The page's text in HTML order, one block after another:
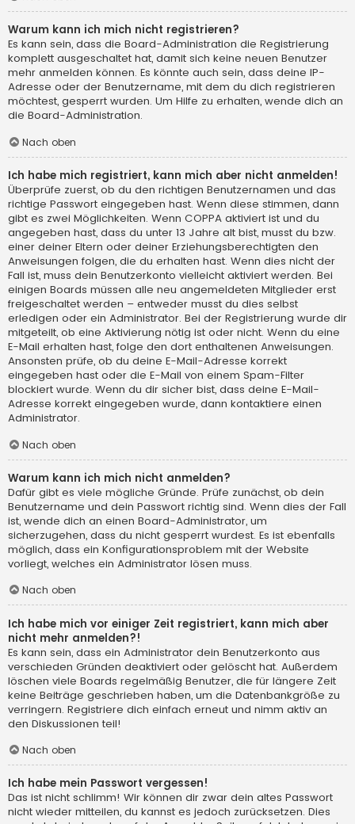
Warum kann ich mich nicht registrieren?
Es kann sein, dass die Board-Administration die Registrierung
komplett ausgeschaltet hat, damit sich keine neuen Benutzer
mehr anmelden können. Es könnte auch sein, dass deine IP-
Adresse oder der Benutzername, mit dem du dich registrieren
möchtest, gesperrt wurden. Um Hilfe zu erhalten, wende dich an
die Board-Administration.
Nach oben
Ich habe mich registriert, kann mich aber nicht anmelden!
Überprüfe zuerst, ob du den richtigen Benutzernamen und das
richtige Passwort eingegeben hast. Wenn diese stimmen, dann
gibt es zwei Möglichkeiten. Wenn COPPA aktiviert ist und du
angegeben hast, dass du unter 13 Jahre alt bist, musst du bzw.
einer deiner Eltern oder deiner Erziehungsberechtigten den
Anweisungen folgen, die du erhalten hast. Wenn dies nicht der
Fall ist, muss dein Benutzerkonto vielleicht aktiviert werden. Bei
einigen Boards müssen alle neu angemeldeten Mitglieder erst
freigeschaltet werden – entweder musst du dies selbst
erledigen oder ein Administrator. Bei der Registrierung wurde dir
mitgeteilt, ob eine Aktivierung nötig ist oder nicht. Wenn du eine
E-Mail erhalten hast, folge den dort enthaltenen Anweisungen.
Ansonsten prüfe, ob du deine E-Mail-Adresse korrekt
eingegeben hast oder die E-Mail von einem Spam-Filter
blockiert wurde. Wenn du dir sicher bist, dass deine E-Mail-
Adresse korrekt eingegeben wurde, dann kontaktiere einen
Administrator.
Nach oben
Warum kann ich mich nicht anmelden?
Dafür gibt es viele mögliche Gründe. Prüfe zunächst, ob dein
Benutzername und dein Passwort richtig sind. Wenn dies der Fall
ist, wende dich an einen Board-Administrator, um
sicherzugehen, dass du nicht gesperrt wurdest. Es ist ebenfalls
möglich, dass ein Konfigurationsproblem mit der Website
vorliegt, welches ein Administrator lösen muss.
Nach oben
Ich habe mich vor einiger Zeit registriert, kann mich aber
nicht mehr anmelden?!
Es kann sein, dass ein Administrator dein Benutzerkonto aus
verschieden Gründen deaktiviert oder gelöscht hat. Außerdem
löschen viele Boards regelmäßig Benutzer, die für längere Zeit
keine Beiträge geschrieben haben, um die Datenbankgröße zu
verringern. Registriere dich einfach erneut und nimm aktiv an
den Diskussionen teil!
Nach oben
Ich habe mein Passwort vergessen!
Das ist nicht schlimm! Wir können dir zwar dein altes Passwort
nicht wieder mitteilen, du kannst es jedoch zurücksetzen. Dies